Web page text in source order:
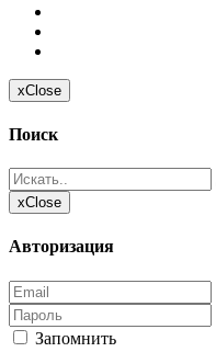
xClose
Поиск
xClose
Авторизация
Запомнить